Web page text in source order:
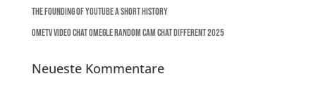
The Founding of YouTube A Short History
Ometv Video Chat Omegle Random Cam Chat Different 2025
Neueste Kommentare